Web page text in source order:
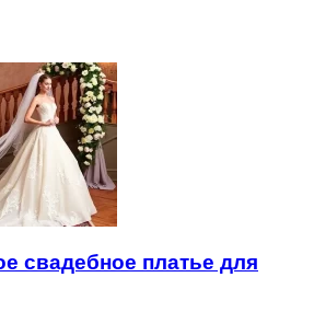
свадебное платье для